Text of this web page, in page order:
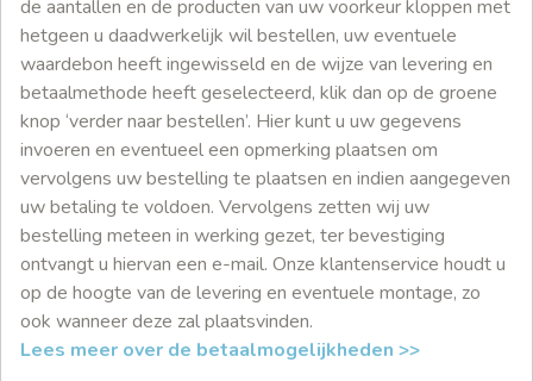
de aantallen en de producten van uw voorkeur kloppen met
hetgeen u daadwerkelijk wil bestellen, uw eventuele
waardebon heeft ingewisseld en de wijze van levering en
betaalmethode heeft geselecteerd, klik dan op de groene
knop ‘verder naar bestellen’. Hier kunt u uw gegevens
invoeren en eventueel een opmerking plaatsen om
vervolgens uw bestelling te plaatsen en indien aangegeven
uw betaling te voldoen. Vervolgens zetten wij uw
bestelling meteen in werking gezet, ter bevestiging
ontvangt u hiervan een e-mail. Onze klantenservice houdt u
op de hoogte van de levering en eventuele montage, zo
ook wanneer deze zal plaatsvinden.
Lees meer over de betaalmogelijkheden >>